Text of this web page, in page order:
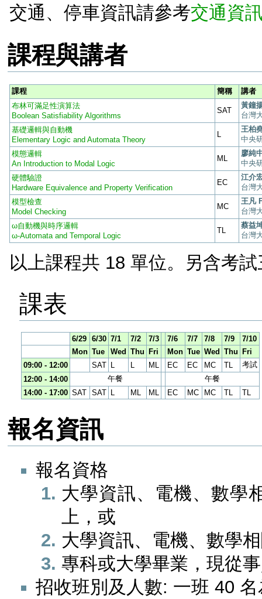
交通、停車資訊請參考交通資
課程與講者
課程 簡稱
講者
布林可滿足性演算法
Boolean Satisfiability Algorithms
SAT
黃鐘
台灣
基礎邏輯與自動機
Elementary Logic and Automata Theory
王柏
中央
模態邏輯
An Introduction to Modal Logic
ML
廖純
中央
硬體驗證
Hardware Equivalence and Property Verification
EC
江介
台灣
模型檢查
Model Checking
MC
王凡
台灣
ω自動機與時序邏輯
ω-Automata and Temporal Logic
TL
蔡益
台灣
以上課程共 18 單位。另含考
課表
6/29 6/30 7/1 7/2 7/3 7/6 7/7 7/8 7/9
7/10
Mon Tue Wed Thu Fri Mon Tue Wed Thu
Fri
09:00 - 12:00
SAT L L ML EC EC MC TL
考試
12:00 - 14:00
午餐
午餐
14:00 - 17:00 SAT SAT L ML ML EC MC MC TL TL
報名資訊
報名資格
大學資訊、電機、數學
上，或
大學資訊、電機、數學
專科或大學畢業，現從
招收班別及人數: 一班 40